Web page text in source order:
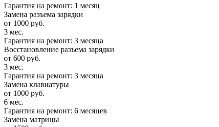
Гарантия на ремонт: 1 месяц
Замена разъема зарядки
от 1000 руб.
3 мес.
Гарантия на ремонт: 3 месяца
Восстановление разъема зарядки
от 600 руб.
3 мес.
Гарантия на ремонт: 3 месяца
Замена клавиатуры
от 1000 руб.
6 мес.
Гарантия на ремонт: 6 месяцев
Замена матрицы